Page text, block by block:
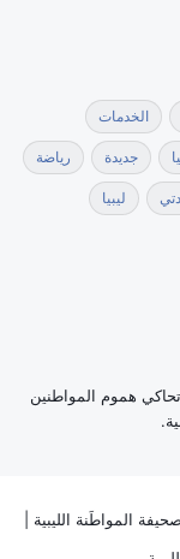
الخدمات
جديدة رياضة
ليبيا
تحاكي هموم المواطنين
صحيفة المواطَنة الليبية